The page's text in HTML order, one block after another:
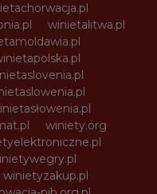
winietalitwa.pl
winiety.org
winietyzakup.pl